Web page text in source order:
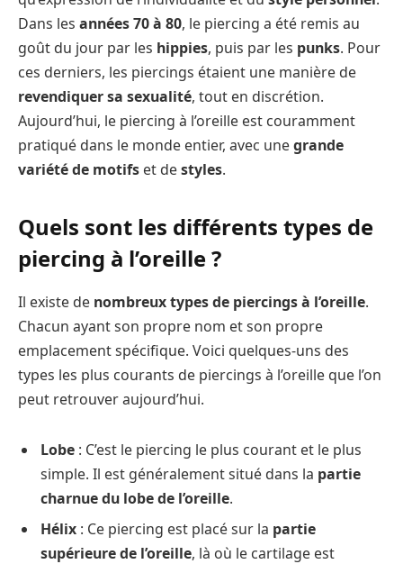
Dans les années 70 à 80, le piercing a été remis au
goût du jour par les hippies, puis par les punks. Pour
ces derniers, les piercings étaient une manière de
revendiquer sa sexualité, tout en discrétion.
Aujourd’hui, le piercing à l’oreille est couramment
pratiqué dans le monde entier, avec unegrande
variété de motifs et destyles.
Quels sont les différents types de
piercing à l’oreille ?
Il existe de nombreux types de piercings à l’oreille.
Chacun ayant son propre nom et son propre
emplacement spécifique. Voici quelques-uns des
types les plus courants de piercings à l’oreille que l’on
peut retrouver aujourd’hui.
Lobe : C’est le piercing le plus courant et le plus
simple. Il est généralement situé dans la partie
charnue du lobe de l’oreille.
Hélix : Ce piercing est placé sur la partie
supérieure de l’oreille, là où le cartilage est